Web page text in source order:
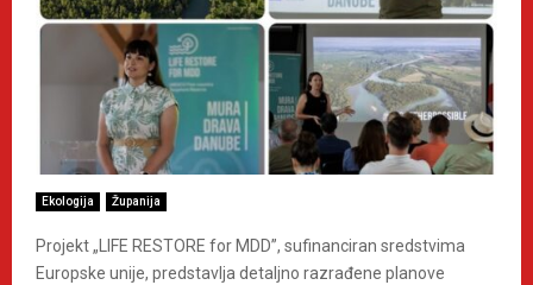
Ekologija Županija
Projekt „LIFE RESTORE for MDD”, sufinanciran sredstvima
Europske unije, predstavlja detaljno razrađene planove